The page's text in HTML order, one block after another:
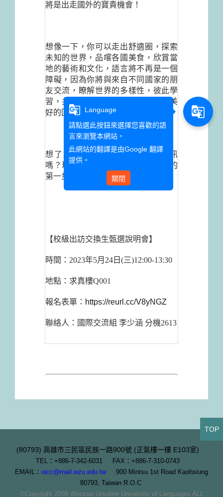
將是出走國外的寶貴機會！
想像一下，你可以走出舒適圈，探索
未知的世界，品嚐各國美食，欣賞當
地的藝術和文化，語言將不再是一個
障礙，因為你將與來自不同國家的朋
友交流， 瞭解世界的多樣性， 彼此學
習，共同成長，在這趟旅程中留下美
好的回憶。
想了解關於交換生的更多相關資訊
嗎？現在就報名說明會，邁出夢想的
第一步吧！
【校級出訪交換生甄選說明會】
時間：2023年5月24日(三)12:00-13:30
地點：求真樓Q001
報名表單： https://reurl.cc/V8yNGZ
聯絡人：國際交流組 李少涵 分機2613
(80793) 高雄市三民區民族一路900號 (正氣樓一樓 E103室)
TEL：+886-7-342-6031 FAX：+886-7-310-0743
EMAIL： oicc@mail.wzu.edu.tw
900 Mintsu 1st Road Kaohsiung
80793, Taiwan R.O.C
©Copyright 2008 Wenzao Ursuline University of Languages ALL
TOP
g_translate
Language
請點選此按鈕來選擇您喜歡的語
言來瀏覽本網站。
此網站的翻譯是由Google 翻譯
提供。
關閉
g_translate